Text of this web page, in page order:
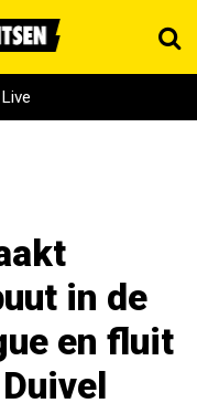
Live
in de
en fluit